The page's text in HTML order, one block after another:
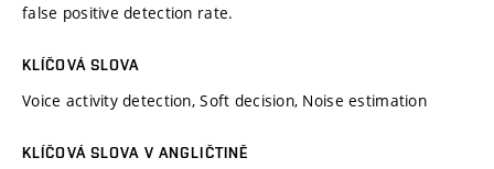
false positive detection rate.
KLÍČOVÁ SLOVA
Voice activity detection, Soft decision, Noise estimation
KLÍČOVÁ SLOVA V ANGLIČTINĚ